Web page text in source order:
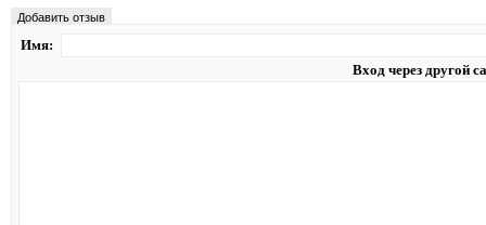
Добавить отзыв
Имя:
Вход через другой